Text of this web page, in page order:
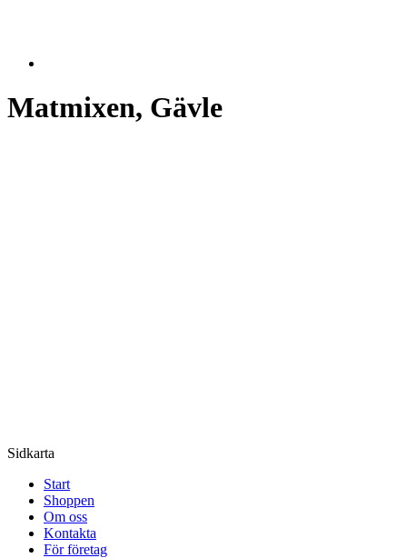
Matmixen, Gävle
Sidkarta
Start
Shoppen
Om oss
Kontakta
För företag